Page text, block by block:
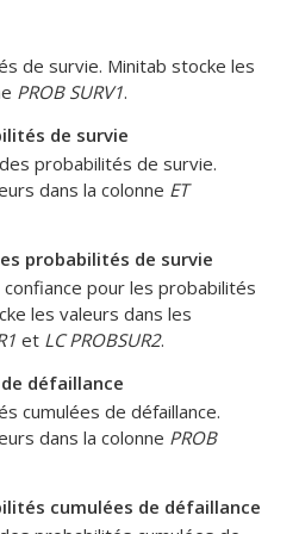
de survie. Minitab stocke les
PROB SURV1.
de survie
probabilités de survie.
dans la colonne ET
probabilités de survie
pour les probabilités
les valeurs dans les
et LC PROBSUR2.
défaillance
cumulées de défaillance.
dans la colonne PROB
cumulées de défaillance